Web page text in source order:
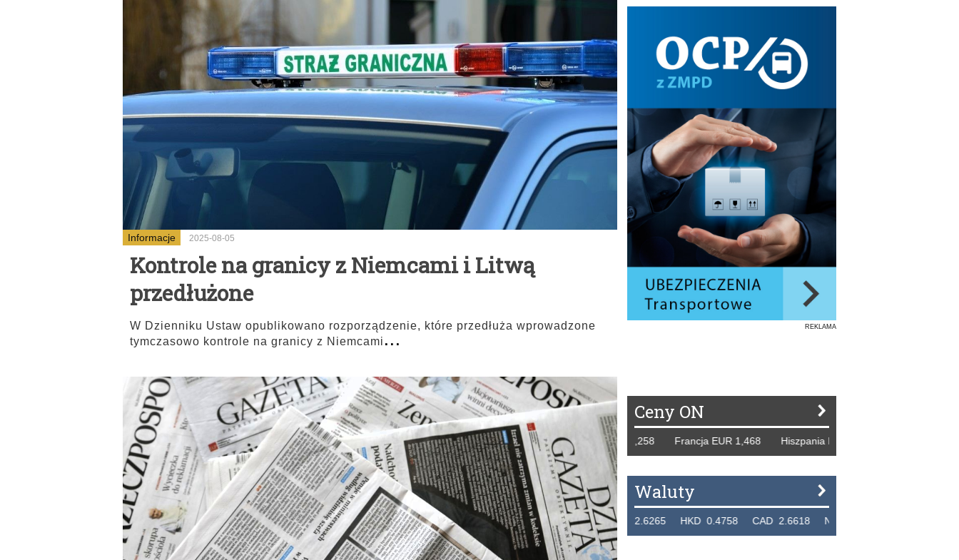
Informacje 2025-08-05
Kontrole na granicy z Niemcami i Litwą
przedłużone
W Dzienniku Ustaw opublikowano rozporządzenie, które przedłuża wprowadzone
tymczasowo kontrole na granicy z Niemcami... REKLAMA
Ceny ON
Tydzień 42/2019 r. Niemcy EUR 1,258 Francja EUR 1,468 Hiszpania EUR 1,229 WB GBP 1,318
Waluty
THB 0.1129 USD 3.7324 AUD 2.6265 HKD 0.4758 CAD 2.6618 NZD 2.1914 SGD 2.9123